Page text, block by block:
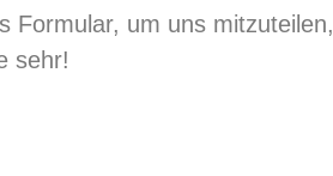
Formular, um uns mitzuteilen,
sehr!